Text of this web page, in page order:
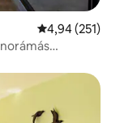
Átlagos
4,94 (251)